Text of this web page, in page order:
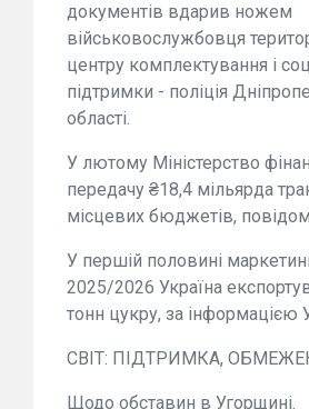
документів вдарив ножем
військовослужбовця
центру комплектування і
підтримки - поліція
області.
У лютому Міністерство
передачу ₴18,4 мільярда
місцевих бюджетів,
У першій половині
2025/2026 Україна
тонн цукру, за інформацією
СВІТ: ПІДТРИМКА,
Щодо обставин в Угорщині.